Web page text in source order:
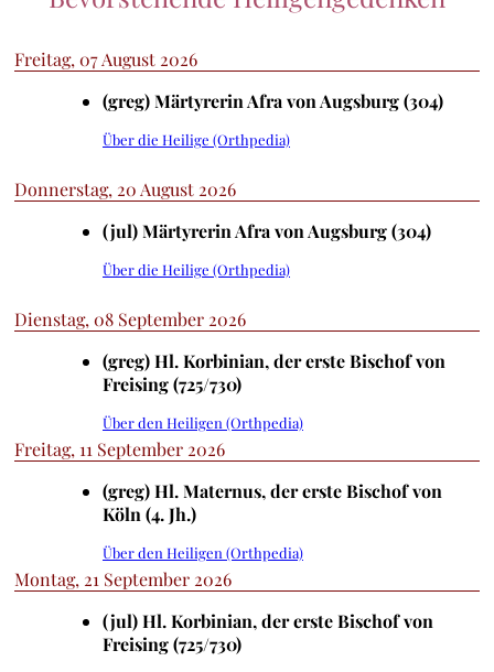
Freitag, 07 August 2026
(greg) Märtyrerin Afra von Augsburg (304)
Über die Heilige (Orthpedia)
Donnerstag, 20 August 2026
(jul) Märtyrerin Afra von Augsburg (304)
Über die Heilige (Orthpedia)
Dienstag, 08 September 2026
(greg) Hl. Korbinian, der erste Bischof von
Freising (725/730)
Über den Heiligen (Orthpedia)
Freitag, 11 September 2026
(greg) Hl. Maternus, der erste Bischof von
Köln (4. Jh.)
Über den Heiligen (Orthpedia)
Montag, 21 September 2026
(jul) Hl. Korbinian, der erste Bischof von
Freising (725/730)